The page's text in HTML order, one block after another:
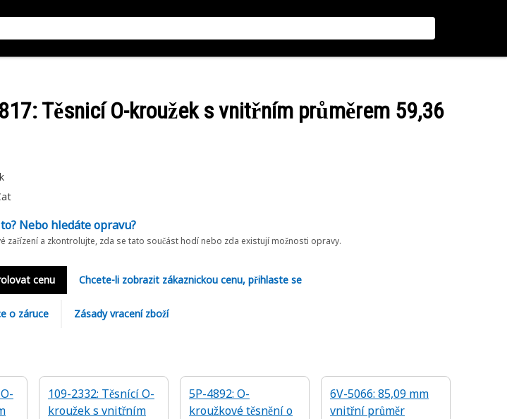
: Těsnicí O-kroužek s vnitřním průměrem 59,36
Nebo hledáte opravu?
zařízení a zkontrolujte, zda se tato součást hodí nebo zda existují možnosti opravy.
cenu Chcete-li zobrazit zákaznickou cenu, přihlaste se
o záruce Zásady vracení zboží
109-2332: Těsnící O-
kroužek s vnitřním
5P-4892: O-
kroužkové těsnění o
6V-5066: 85,09 mm
vnitřní průměr